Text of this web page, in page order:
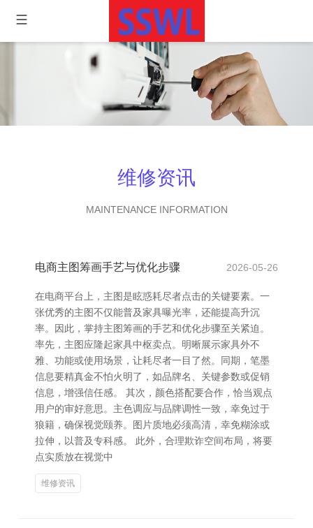
维修资讯
MAINTENANCE INFORMATION
电商主图筹画手艺与优化步骤 2026-05-26
在电商平台上，主图是眩惑耗尽者点击的关键要素。一
张优秀的主图不仅能普及家具曝光率，还能提高升沉
率。因此，掌持主图筹画的手艺和优化步骤至关紧迫。
率先，主图应隆起家具中枢卖点。明晰展示家具外不
雅、功能或使用场景，让耗尽者一目了然。同期，笔墨
信息要精真金不怕火明了，如品牌名、关键参数或促销
信息，增强信任感。 其次，颜色搭配要合作，恰当观点
用户的审好意思。主色调应与品牌调性一致，幸免过于
狼籍，确保视觉颐养。图片质地必须高清，幸免糊涂或
拉伸，以普及专科感。 此外，合理欺诈空间布局，将要
点实质放在视觉中
维修资讯